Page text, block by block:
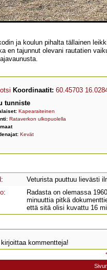
ja koulun pihalta tällainen
en tajunnut olevani rautatien
Koordinaatit: 60.45703
tunniste
Kapearaiteinen
Rataverkon ulkopuolella
Kevät
:
Veturista puuttuu lievästi
:
Radasta on olemassa
minuuttia pitkä
että sitä olisi kuvattu 16
kommentteja!